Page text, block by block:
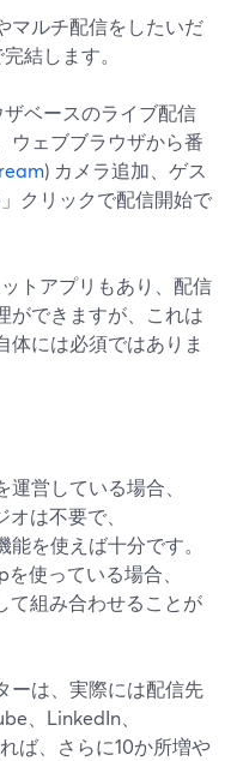
マルチ配信をしたいだ
結します。
ベースのライブ配信
ウェブブラウザから番
) カメラ追加、ゲス
クリックで配信開始で
トアプリもあり、配信
ができますが、これは
体には必須ではありま
営している場合、
は不要で、
を使えば十分です。
使っている場合、
て組み合わせることが
ーは、実際には配信先
、LinkedIn、
ば、さらに10か所増や